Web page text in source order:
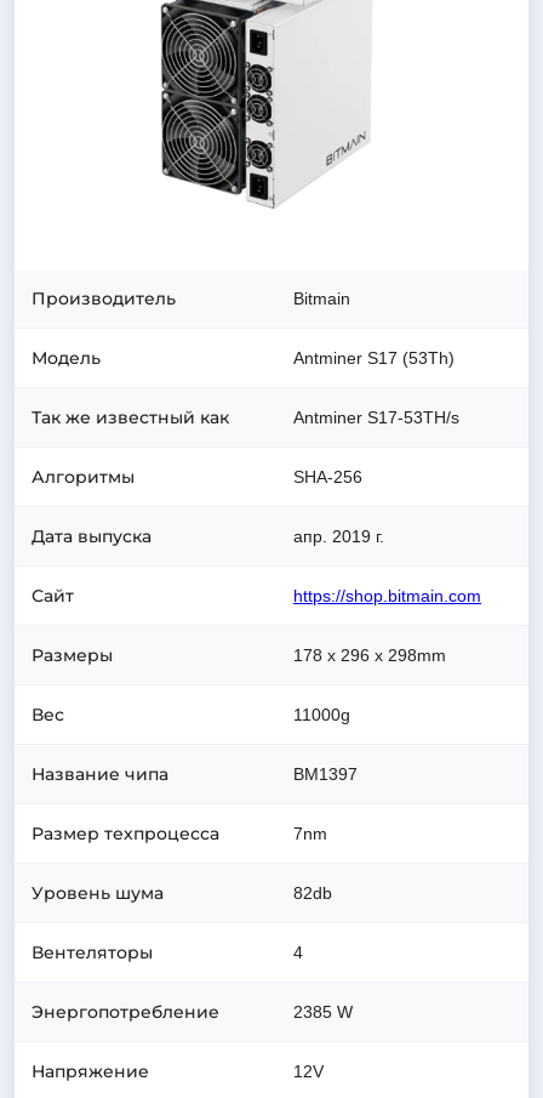
Производитель Bitmain
Модель Antminer S17 (53Th)
Так же известный как Antminer S17-53TH/s
Алгоритмы SHA-256
Дата выпуска апр. 2019 г.
Сайт https://shop.bitmain.com
Размеры 178 x 296 x 298mm
Вес 11000g
Название чипа BM1397
Размер техпроцесса 7nm
Уровень шума 82db
Вентеляторы 4
Энергопотребление 2385 W
Напряжение 12V